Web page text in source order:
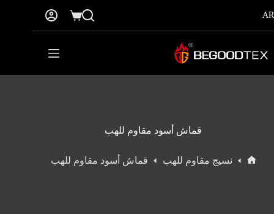
إلى
المحتوى
AR
عربة
التسوق
قماش أسود مقاوم للهب
نسيج مقاوم للهب قماش أسود مقاوم للهب